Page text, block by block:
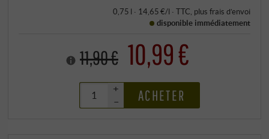
0,75 l · 14,65 €/l · TTC , plus frais d’envoi
disponible immédiatement
11,90 € 10,99 €
+
–
ACHETER